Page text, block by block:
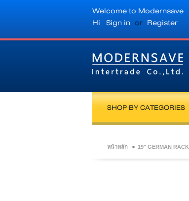
Welcome to Modernsave
Hi Sign in or Register
SHOP BY CATEGORIES
หน้าหลัก > 19" GERMAN RACK